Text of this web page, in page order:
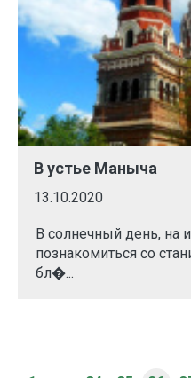
В устье Маныча
13.10.2020
В солнечный день, на
познакомиться со
бл�...